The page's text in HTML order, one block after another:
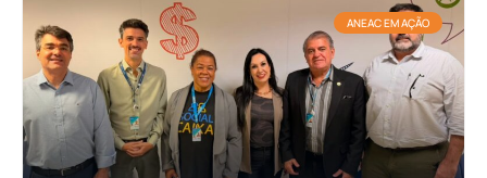
ANEAC EM AÇÃO